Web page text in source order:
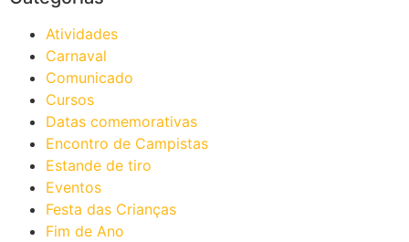
Atividades
Carnaval
Comunicado
Cursos
Datas comemorativas
Encontro de Campistas
Estande de tiro
Eventos
Festa das Crianças
Fim de Ano